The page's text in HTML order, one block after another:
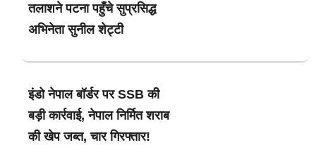
तलाशने पटना पहुँचे सुप्रसिद्ध
अभिनेता सुनील शेट्टी
इंडो नेपाल बॉर्डर पर SSB की
बड़ी कार्रवाई, नेपाल निर्मित शराब
की खेप जब्त, चार गिरफ्तार!